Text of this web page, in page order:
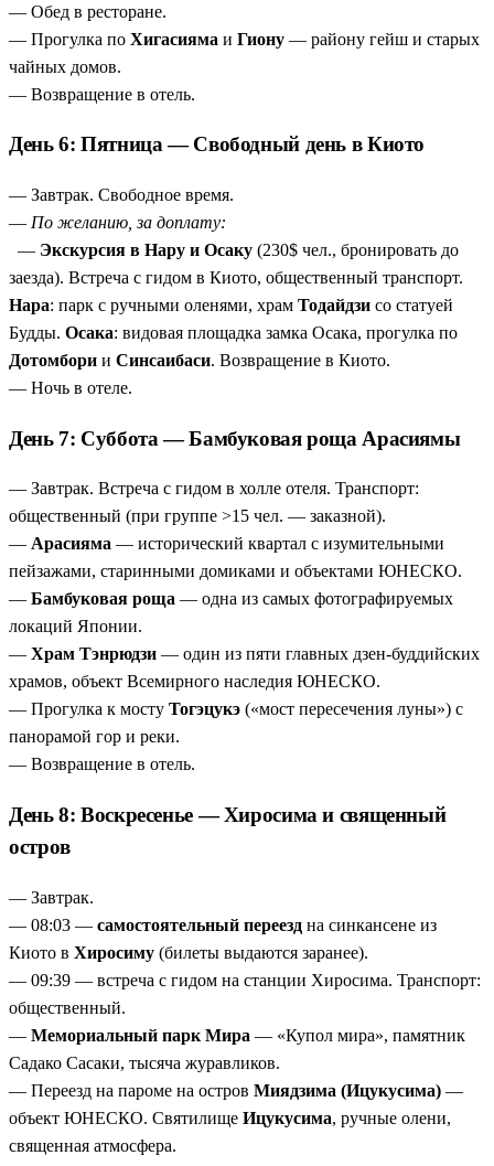
— Обед в ресторане.
— Прогулка по Хигасияма и Гиону — району гейш и старых
чайных домов.
— Возвращение в отель.
День 6: Пятница — Свободный день в Киото
— Завтрак. Свободное время.
— По желанию, за доплату:
— Экскурсия в Нару и Осаку (230$ чел., бронировать до
заезда). Встреча с гидом в Киото, общественный транспорт.
Нара: парк с ручными оленями, храм Тодайдзи со статуей
Будды. Осака: видовая площадка замка Осака, прогулка по
Дотомбори и Синсаибаси. Возвращение в Киото.
— Ночь в отеле.
День 7: Суббота — Бамбуковая роща Арасиямы
— Завтрак. Встреча с гидом в холле отеля. Транспорт:
общественный (при группе >15 чел. — заказной).
— Арасияма — исторический квартал с изумительными
пейзажами, старинными домиками и объектами ЮНЕСКО.
— Бамбуковая роща — одна из самых фотографируемых
локаций Японии.
— Храм Тэнрюдзи — один из пяти главных дзен-буддийских
храмов, объект Всемирного наследия ЮНЕСКО.
— Прогулка к мосту Тогэцукэ («мост пересечения луны») с
панорамой гор и реки.
— Возвращение в отель.
День 8: Воскресенье — Хиросима и священный
остров
— Завтрак.
— 08:03 — самостоятельный переезд на синкансене из
Киото в Хиросиму (билеты выдаются заранее).
— 09:39 — встреча с гидом на станции Хиросима. Транспорт:
общественный.
— Мемориальный парк Мира — «Купол мира», памятник
Садако Сасаки, тысяча журавликов.
— Переезд на пароме на остров Миядзима (Ицукусима) —
объект ЮНЕСКО. Святилище Ицукусима, ручные олени,
священная атмосфера.